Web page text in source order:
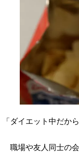
「ダイエット中だか
職場や友人同士の